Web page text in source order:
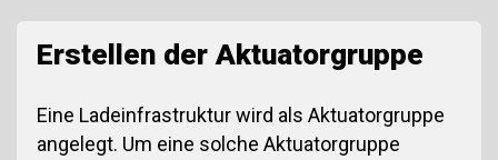
Erstellen der Aktuatorgruppe
Eine Ladeinfrastruktur wird als Aktuatorgruppe
angelegt. Um eine solche Aktuatorgruppe